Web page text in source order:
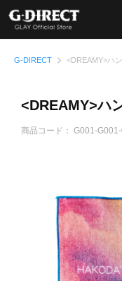
G-DIRECT <DREAMY>ハ
<DREAMY>ハ
商品コード： G001-